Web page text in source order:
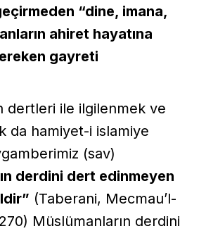
“dine, imana,
ahiret hayatına
gayreti
dertleri ile ilgilenmek ve
da hamiyet-i islamiye
(sav)
derdini dert edinmeyen
(Taberani, Mecmau’l-
Müslümanların derdini